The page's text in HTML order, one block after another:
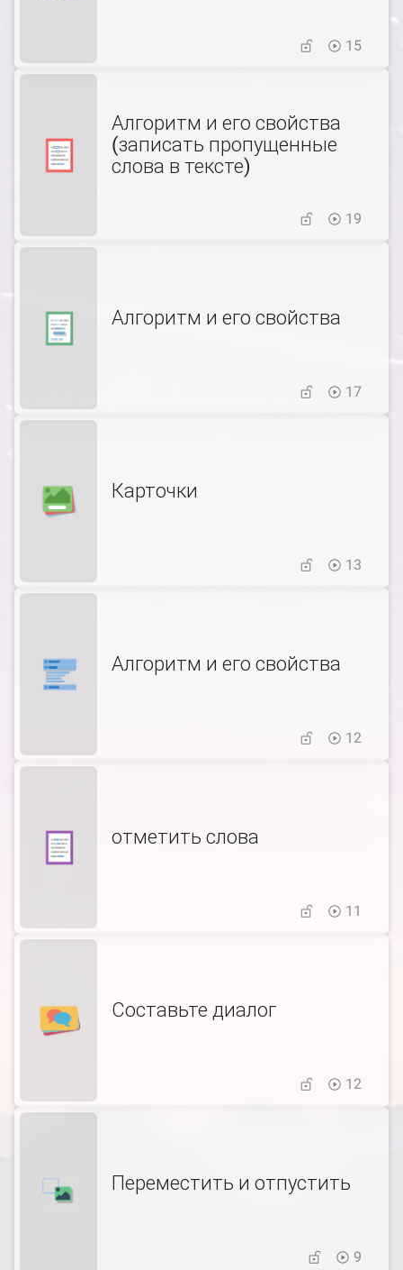
15
Алгоритм и его свойства
(записать пропущенные
слова в тексте)
19
Алгоритм и его свойства
17
Карточки
13
Алгоритм и его свойства
12
отметить слова
11
Составьте диалог
12
Переместить и отпустить
9